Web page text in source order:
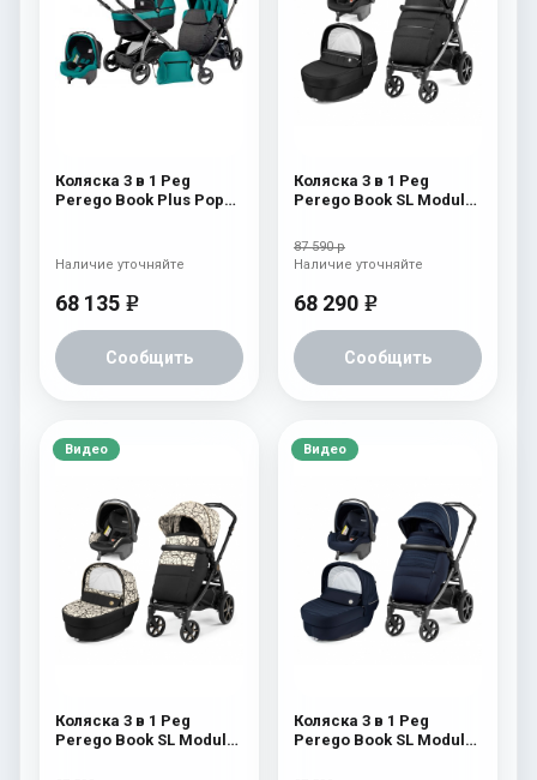
Коляска 3 в 1 Peg
Perego Book Plus Pop
Pop-Up Completo)
Aquamarine
68 135 e
Сообщить
Наличие уточняйте
Коляска 3 в 1 Peg
Perego Book SL Modular
87 590 р
68 290 e
Сообщить
Наличие уточняйте
Видео
Коляска 3 в 1 Peg
Perego Book SL Modular
Видео
Коляска 3 в 1 Peg
Perego Book SL Modular